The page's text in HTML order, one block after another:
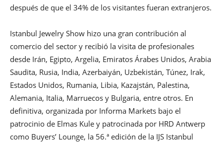
después de que el 34% de los visitantes fueran extranjeros.
Istanbul Jewelry Show hizo una gran contribución al
comercio del sector y recibió la visita de profesionales
desde Irán, Egipto, Argelia, Emiratos Árabes Unidos, Arabia
Saudita, Rusia, India, Azerbaiyán, Uzbekistán, Túnez, Irak,
Estados Unidos, Rumania, Libia, Kazajstán, Palestina,
Alemania, Italia, Marruecos y Bulgaria, entre otros. En
definitiva, organizada por Informa Markets bajo el
patrocinio de Elmas Kule y patrocinada por HRD Antwerp
como Buyers’ Lounge, la 56.ª edición de la IJS Istanbul